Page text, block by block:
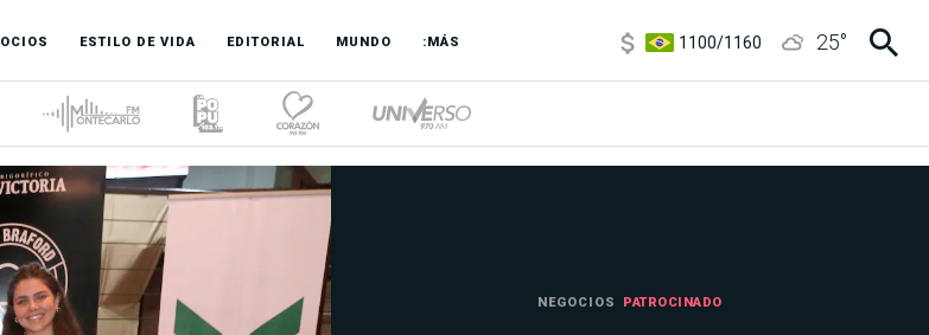
ESTILO DE VIDA EDITORIAL MUNDO :MÁS
3,8/4
25°
NEGOCIOS PATROCINADO